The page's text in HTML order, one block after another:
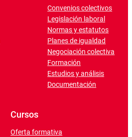
Convenios colectivos
Legislación laboral
Normas y estatutos
Planes de igualdad
Negociación colectiva
Formación
Estudios y análisis
Documentación
Cursos
Oferta formativa